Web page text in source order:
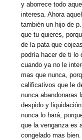
y aborrece todo
interesa. Ahora
también un hijo de
que tu quieres,
de la pata que
podría hacer de ti lo
cuando ya no le
mas que nunca,
calificativos que le
nunca abandonaras
despido y
nunca lo hará,
que la venganza es
congelado mas